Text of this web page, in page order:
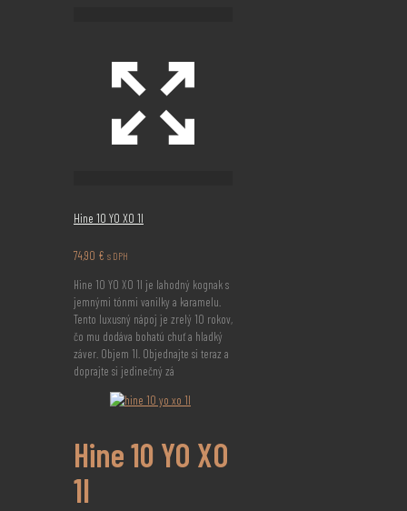
Hine 10 YO XO 1l
74,90 € s DPH
Hine 10 YO XO 1l je lahodný kognak s
jemnými tónmi vanilky a karamelu.
Tento luxusný nápoj je zrelý 10 rokov,
čo mu dodáva bohatú chuť a hladký
záver. Objem 1l. Objednajte si teraz a
doprajte si jedinečný zá
Hine 10 YO XO
1l